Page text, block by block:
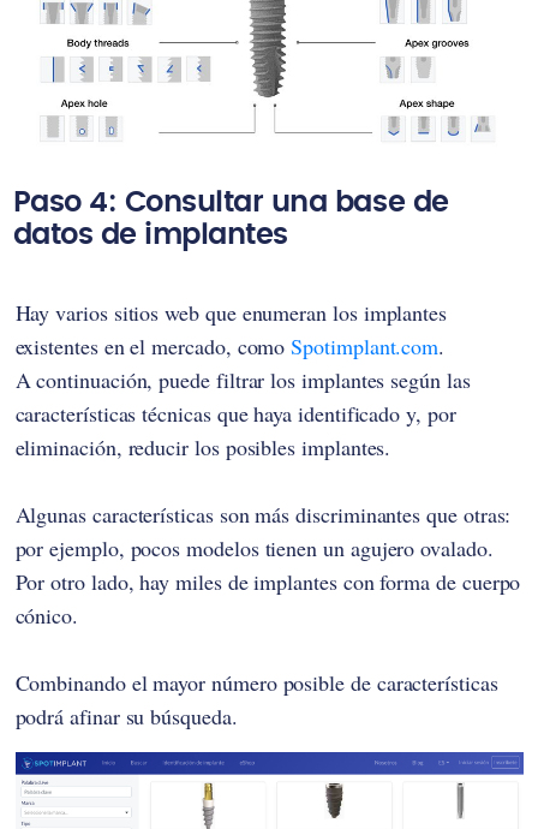
Paso 4: Consultar una base de
datos de implantes
Hay varios sitios web que enumeran los implantes
existentes en el mercado, comoSpotimplant.com.
A continuación, puede filtrar los implantes según las
características técnicas que haya identificado y, por
eliminación, reducir los posibles implantes.
Algunas características son más discriminantes que otras:
por ejemplo, pocos modelos tienen un agujero ovalado.
Por otro lado, hay miles de implantes con forma de cuerpo
cónico.
Combinando el mayor número posible de características
podrá afinar su búsqueda.